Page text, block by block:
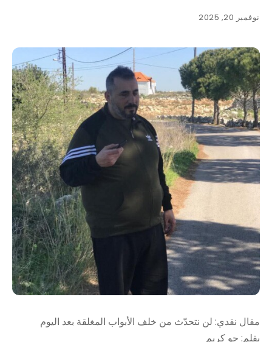
نوفمبر 20, 2025
مقال نقدي: لن نتحدّث من خلف الأبواب المغلقة بعد اليوم
بقلم: جو كريم